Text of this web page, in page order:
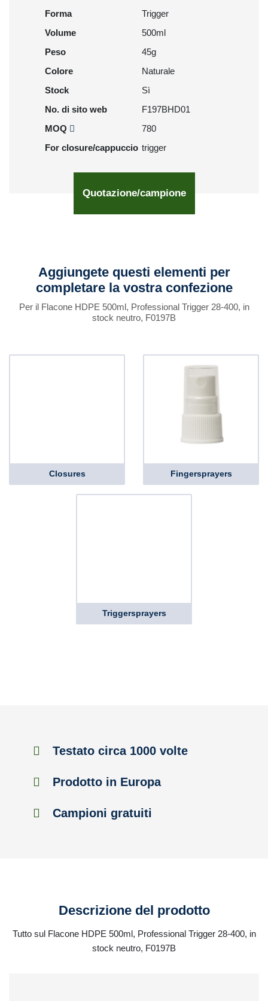
Forma
Trigger
Volume
500ml
Peso
45g
Colore
Naturale
Stock
Sì
No. di sito web
F197BHD01
MOQ
780
For closure/cappuccio trigger
Quotazione/campione
Aggiungete questi elementi per
completare la vostra confezione
Per il Flacone HDPE 500ml, Professional Trigger 28-400, in
stock neutro, F0197B
Closures Fingersprayers
Triggersprayers
Testato circa 1000 volte
Prodotto in Europa
Campioni gratuiti
Descrizione del prodotto
Tutto sul Flacone HDPE 500ml, Professional Trigger 28-400, in
stock neutro, F0197B